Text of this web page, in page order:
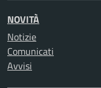
NOVITÀ
Notizie
Comunicati
Avvisi